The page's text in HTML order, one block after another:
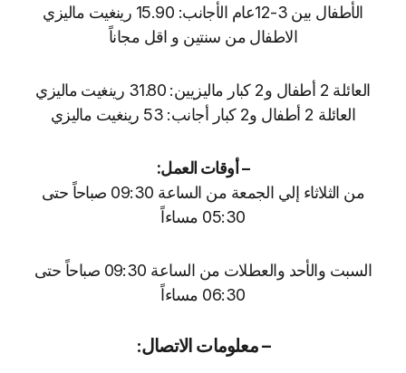
الأطفال بين 3-12عام الأجانب: 15.90 رينغيت ماليزي
الاطفال من سنتين و اقل مجاناً
العائلة 2 أطفال و2 كبار ماليزيين: 31.80 رينغيت ماليزي
العائلة 2 أطفال و2 كبار أجانب: 53 رينغيت ماليزي
– أوقات العمل:
من الثلاثاء إلي الجمعة من الساعة 09:30 صباحاً حتى
05:30 مساءاً
السبت والأحد والعطلات من الساعة 09:30 صباحاً حتى
06:30 مساءاً
– معلومات الاتصال: